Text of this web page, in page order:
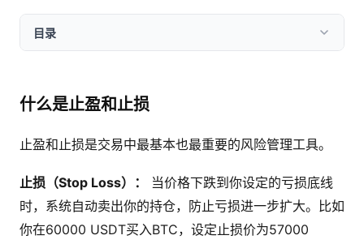
目录
什么是止盈和止损
止盈和止损是交易中最基本也最重要的风险管理工具。
止损（Stop Loss）：
当价格下跌到你设定的亏损底线
时，系统自动卖出你的持仓，防止亏损进一步扩大。比如
你在60000 USDT买入BTC，设定止损价为57000